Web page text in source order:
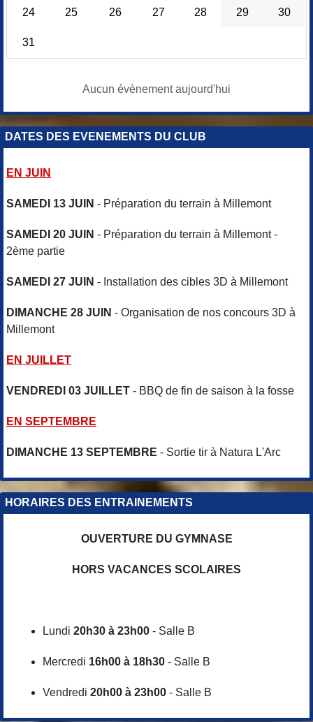
24 25 26 27 28 29 30
31
Aucun évènement aujourd'hui
DATES DES EVENEMENTS DU CLUB
EN JUIN
SAMEDI 13 JUIN - Préparation du terrain à Millemont
SAMEDI 20 JUIN - Préparation du terrain à Millemont -
2ème partie
SAMEDI 27 JUIN - Installation des cibles 3D à Millemont
DIMANCHE 28 JUIN - Organisation de nos concours 3D à
Millemont
EN JUILLET
VENDREDI 03 JUILLET - BBQ de fin de saison à la fosse
EN SEPTEMBRE
DIMANCHE 13 SEPTEMBRE - Sortie tir à Natura L'Arc
HORAIRES DES ENTRAINEMENTS
OUVERTURE DU GYMNASE
HORS VACANCES SCOLAIRES
Lundi 20h30 à 23h00 - Salle B
Mercredi 16h00 à 18h30 - Salle B
Vendredi 20h00 à 23h00 - Salle B